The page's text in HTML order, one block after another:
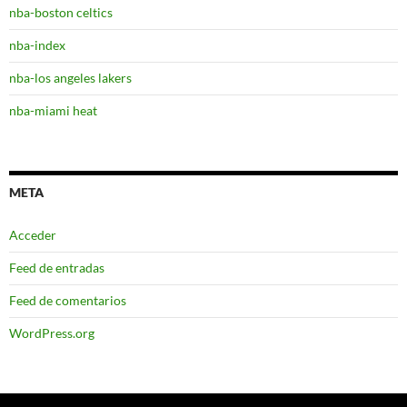
nba-boston celtics
nba-index
nba-los angeles lakers
nba-miami heat
META
Acceder
Feed de entradas
Feed de comentarios
WordPress.org